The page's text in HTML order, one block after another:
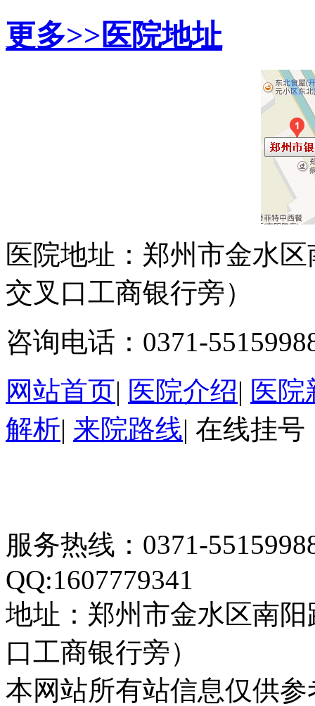
更多>>医院地址
医院地址：郑州市金水
交叉口工商银行旁）
咨询电话：0371-
网站首页| 医院介绍| 医院
解析| 来院路线| 在线挂号
服务热线：0371-
QQ:1607779341
地址：郑州市金水区南
口工商银行旁）
本网站所有站信息仅供